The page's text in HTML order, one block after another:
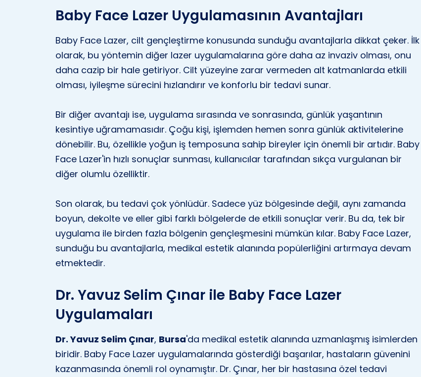
Baby Face Lazer Uygulamasının Avantajları
Baby Face Lazer, cilt gençleştirme konusunda sunduğu avantajlarla dikkat çeker. İlk
olarak, bu yöntemin diğer lazer uygulamalarına göre daha az invaziv olması, onu
daha cazip bir hale getiriyor. Cilt yüzeyine zarar vermeden alt katmanlarda etkili
olması, iyileşme sürecini hızlandırır ve konforlu bir tedavi sunar.
Bir diğer avantajı ise, uygulama sırasında ve sonrasında, günlük yaşantının
kesintiye uğramamasıdır. Çoğu kişi, işlemden hemen sonra günlük aktivitelerine
dönebilir. Bu, özellikle yoğun iş temposuna sahip bireyler için önemli bir artıdır. Baby
Face Lazer'in hızlı sonuçlar sunması, kullanıcılar tarafından sıkça vurgulanan bir
diğer olumlu özelliktir.
Son olarak, bu tedavi çok yönlüdür. Sadece yüz bölgesinde değil, aynı zamanda
boyun, dekolte ve eller gibi farklı bölgelerde de etkili sonuçlar verir. Bu da, tek bir
uygulama ile birden fazla bölgenin gençleşmesini mümkün kılar. Baby Face Lazer,
sunduğu bu avantajlarla, medikal estetik alanında popülerliğini artırmaya devam
etmektedir.
Dr. Yavuz Selim Çınar ile Baby Face Lazer
Uygulamaları
Dr. Yavuz Selim Çınar, Bursa'da medikal estetik alanında uzmanlaşmış isimlerden
biridir. Baby Face Lazer uygulamalarında gösterdiği başarılar, hastaların güvenini
kazanmasında önemli rol oynamıştır. Dr. Çınar, her bir hastasına özel tedavi